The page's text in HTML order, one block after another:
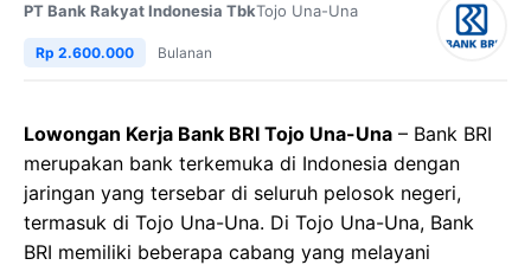
PT Bank Rakyat Indonesia TbkTojo Una-Una
Rp 2.600.000 Bulanan
Lowongan Kerja Bank BRI Tojo Una-Una – Bank BRI
merupakan bank terkemuka di Indonesia dengan
jaringan yang tersebar di seluruh pelosok negeri,
termasuk di Tojo Una-Una. Di Tojo Una-Una, Bank
BRI memiliki beberapa cabang yang melayani